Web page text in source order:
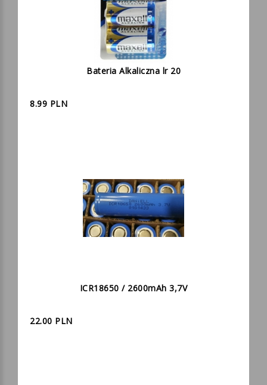
Bateria Alkaliczna lr 20
8.99 PLN
ICR18650 / 2600mAh 3,7V
22.00 PLN